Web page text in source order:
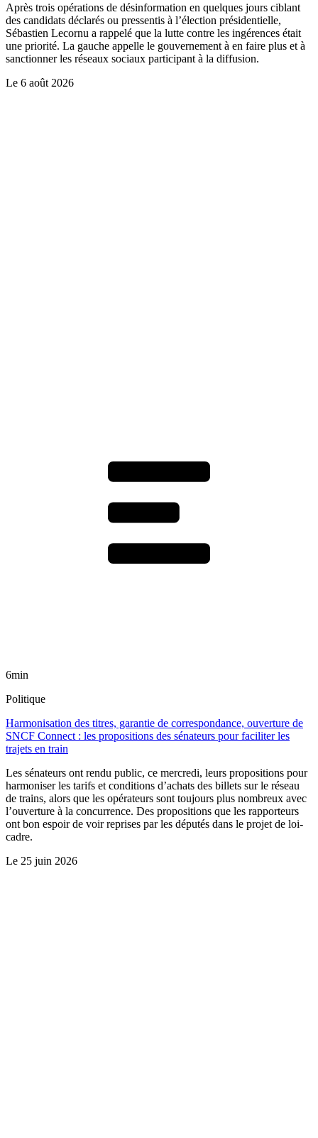
Après trois opérations de désinformation en quelques jours ciblant
des candidats déclarés ou pressentis à l’élection présidentielle,
Sébastien Lecornu a rappelé que la lutte contre les ingérences était
une priorité. La gauche appelle le gouvernement à en faire plus et à
sanctionner les réseaux sociaux participant à la diffusion.
Le 6 août 2026
6min
Politique
Harmonisation des titres, garantie de correspondance, ouverture de
SNCF Connect : les propositions des sénateurs pour faciliter les
trajets en train
Les sénateurs ont rendu public, ce mercredi, leurs propositions pour
harmoniser les tarifs et conditions d’achats des billets sur le réseau
de trains, alors que les opérateurs sont toujours plus nombreux avec
l’ouverture à la concurrence. Des propositions que les rapporteurs
ont bon espoir de voir reprises par les députés dans le projet de loi-
cadre.
Le 25 juin 2026